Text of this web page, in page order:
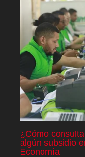
¿Cómo
algún subsidio
Economía